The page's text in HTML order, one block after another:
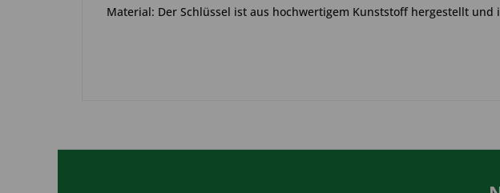
Material: Der Schlüssel ist aus hochwertigem Kunststoff hergestellt und